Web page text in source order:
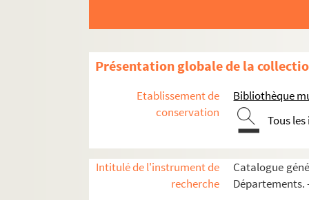
Présentation globale de la
Etablissement de
conservation
Bibliothèque
Tous
Intitulé de l'instrument de
recherche
Catalogue
Départements.
107. 107
108. 108
109v. 109 v°